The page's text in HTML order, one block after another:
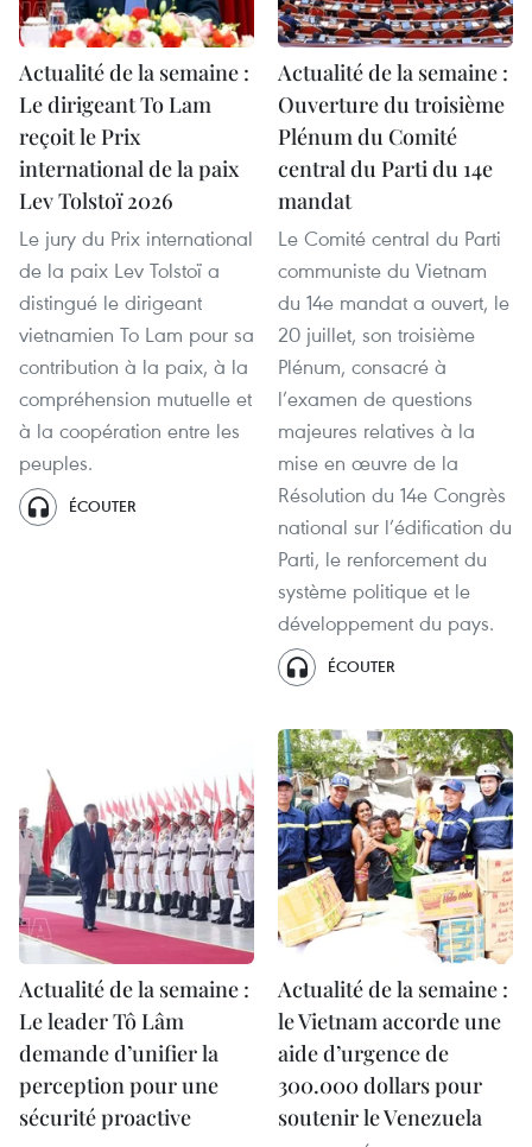
Actualité de la semaine :
Le dirigeant To Lam
reçoit le Prix
international de la paix
Lev Tolstoï 2026
Le jury du Prix international
de la paix Lev Tolstoï a
distingué le dirigeant
vietnamien To Lam pour sa
contribution à la paix, à la
compréhension mutuelle et
à la coopération entre les
peuples.
ÉCOUTER
Actualité de la semaine :
Ouverture du troisième
Plénum du Comité
central du Parti du 14e
mandat
Le Comité central du Parti
communiste du Vietnam
du 14e mandat a ouvert, le
20 juillet, son troisième
Plénum, consacré à
l’examen de questions
majeures relatives à la
mise en œuvre de la
Résolution du 14e Congrès
national sur l’édification du
Parti, le renforcement du
système politique et le
développement du pays.
ÉCOUTER
Actualité de la semaine :
Le leader Tô Lâm
demande d’unifier la
perception pour une
sécurité proactive
Actualité de la semaine :
le Vietnam accorde une
aide d’urgence de
300.000 dollars pour
soutenir le Venezuela